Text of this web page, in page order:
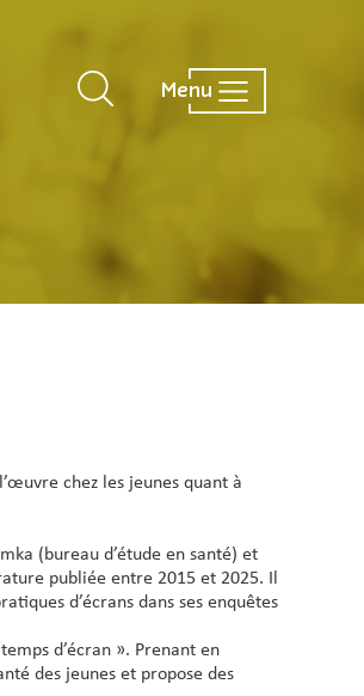
Menu
chez les jeunes quant à
(bureau d’étude en santé) et
publiée entre 2015 et 2025. Il
d’écrans dans ses enquêtes
d’écran ». Prenant en
des jeunes et propose des